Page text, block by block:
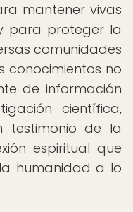
mantener vivas
para proteger la
comunidades
conocimientos no
de información
científica,
testimonio de la
espiritual que
humanidad a lo